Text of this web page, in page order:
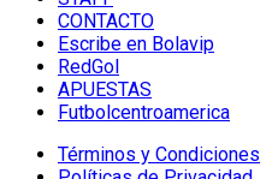
CONTACTO
Escribe en Bolavip
RedGol
APUESTAS
Futbolcentroamerica
Términos y Condiciones